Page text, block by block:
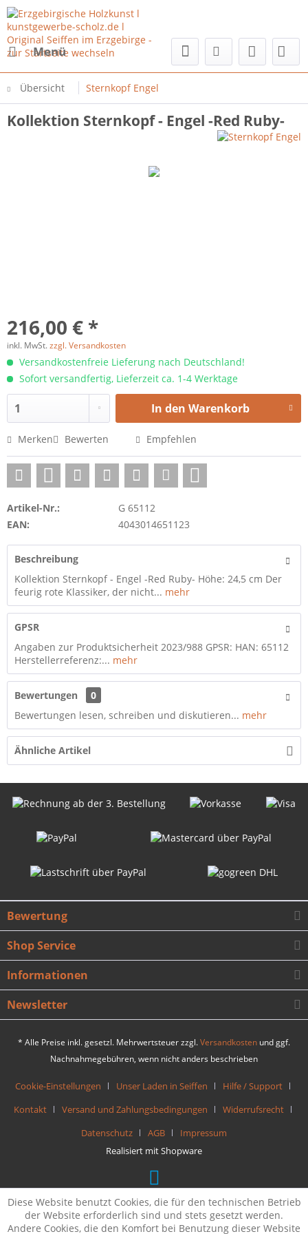
Menü
Übersicht Sternkopf Engel
Kollektion Sternkopf - Engel -Red Ruby-
216,00 € *
inkl. MwSt.zzgl. Versandkosten
Versandkostenfreie Lieferung nach Deutschland!
Sofort versandfertig, Lieferzeit ca. 1-4 Werktage
In den Warenkorb
Merken Bewerten Empfehlen
Artikel-Nr.:
G 65112
EAN:
4043014651123
Beschreibung
Kollektion Sternkopf - Engel -Red Ruby- Höhe: 24,5 cm Der
feurig rote Klassiker, der nicht... mehr
GPSR
Angaben zur Produktsicherheit 2023/988 GPSR: HAN: 65112
Herstellerreferenz:... mehr
Bewertungen
0
Bewertungen lesen, schreiben und diskutieren... mehr
Ähnliche Artikel
Bewertung
Shop Service
Informationen
Newsletter
* Alle Preise inkl. gesetzl. Mehrwertsteuer zzgl.Versandkosten und ggf.
Nachnahmegebühren, wenn nicht anders beschrieben
Cookie-Einstellungen Unser Laden in Seiffen
Hilfe / Support
Kontakt
Versand und Zahlungsbedingungen
Widerrufsrecht
Datenschutz
AGB
Impressum
Realisiert mit Shopware
Diese Website benutzt Cookies, die für den technischen Betrieb
der Website erforderlich sind und stets gesetzt werden.
Andere Cookies, die den Komfort bei Benutzung dieser Website